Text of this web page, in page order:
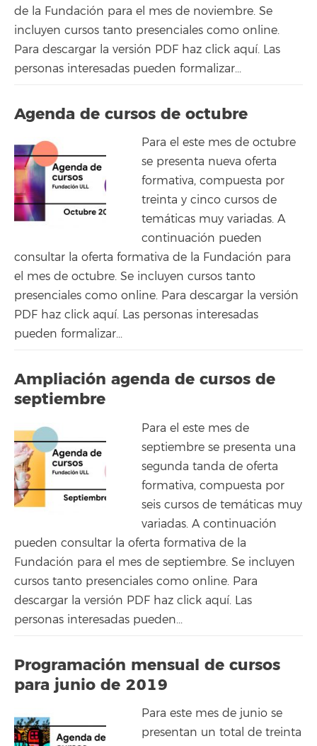
de la Fundación para el mes de noviembre. Se
incluyen cursos tanto presenciales como online.
Para descargar la versión PDF haz click aquí. Las
personas interesadas pueden formalizar...
Agenda de cursos de octubre
Para el este mes de octubre
se presenta nueva oferta
formativa, compuesta por
treinta y cinco cursos de
temáticas muy variadas. A
continuación pueden
consultar la oferta formativa de la Fundación para
el mes de octubre. Se incluyen cursos tanto
presenciales como online. Para descargar la versión
PDF haz click aquí. Las personas interesadas
pueden formalizar...
Ampliación agenda de cursos de
septiembre
Para el este mes de
septiembre se presenta una
segunda tanda de oferta
formativa, compuesta por
seis cursos de temáticas muy
variadas. A continuación
pueden consultar la oferta formativa de la
Fundación para el mes de septiembre. Se incluyen
cursos tanto presenciales como online. Para
descargar la versión PDF haz click aquí. Las
personas interesadas pueden...
Programación mensual de cursos
para junio de 2019
Para este mes de junio se
presentan un total de treinta